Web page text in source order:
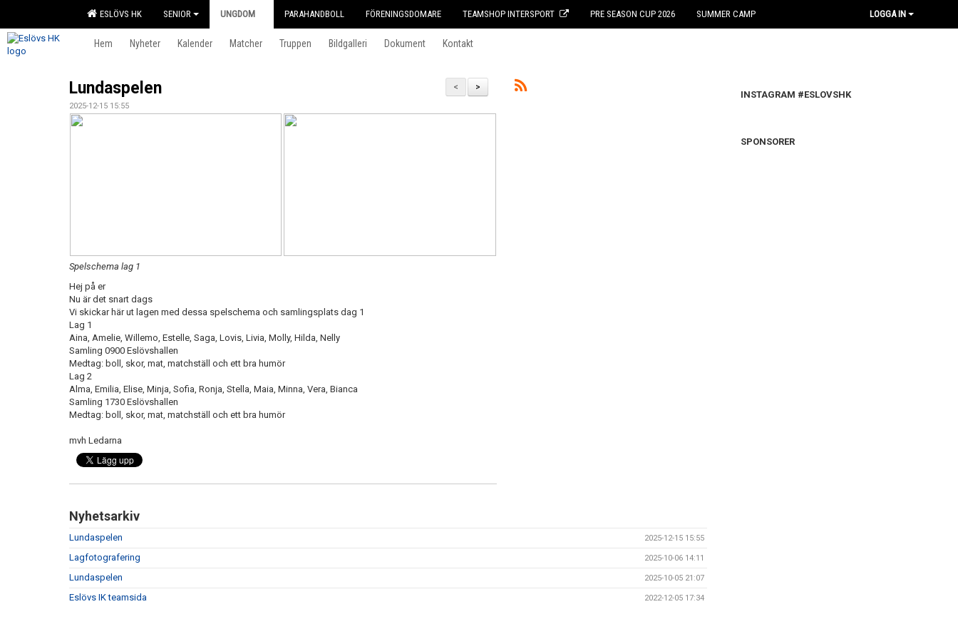
ESLÖVS HK SENIOR UNGDOM PARAHANDBOLL FÖRENINGSDOMARE TEAMSHOP INTERSPORT PRE SEASON CUP 2026 SUMMER CAMP LOGGA IN
Hem Nyheter Kalender Matcher Truppen Bildgalleri Dokument Kontakt
>
<
Lundaspelen
2025-12-15 15:55
Spelschema lag 1
Hej på er
Nu är det snart dags
Vi skickar här ut lagen med dessa spelschema och samlingsplats dag 1
Lag 1
Aina, Amelie, Willemo, Estelle, Saga, Lovis, Livia, Molly, Hilda, Nelly
Samling 0900 Eslövshallen
Medtag: boll, skor, mat, matchställ och ett bra humör
Lag 2
Alma, Emilia, Elise, Minja, Sofia, Ronja, Stella, Maia, Minna, Vera, Bianca
Samling 1730 Eslövshallen
Medtag: boll, skor, mat, matchställ och ett bra humör
mvh Ledarna
Nyhetsarkiv
Lundaspelen 2025-12-15 15:55
Lagfotografering 2025-10-06 14:11
Lundaspelen 2025-10-05 21:07
Eslövs IK teamsida 2022-12-05 17:34
INSTAGRAM #ESLOVSHK
SPONSORER